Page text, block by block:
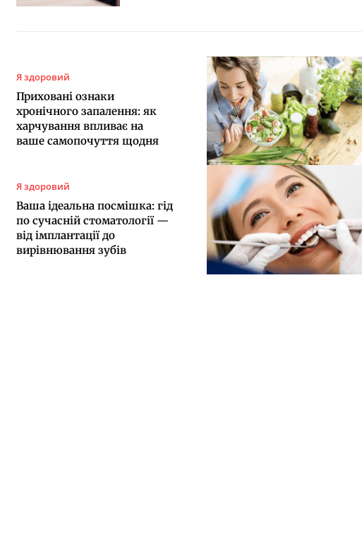
Я здоровий
Приховані ознаки
хронічного запалення: як
харчування впливає на
ваше самопочуття щодня
Я здоровий
Ваша ідеальна посмішка: гід
по сучасній стоматології —
від імплантації до
вирівнювання зубів